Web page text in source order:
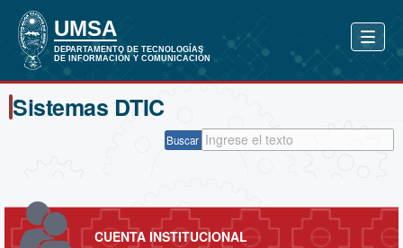
Sistemas DTIC
Buscar
CUENTA INSTITUCIONAL